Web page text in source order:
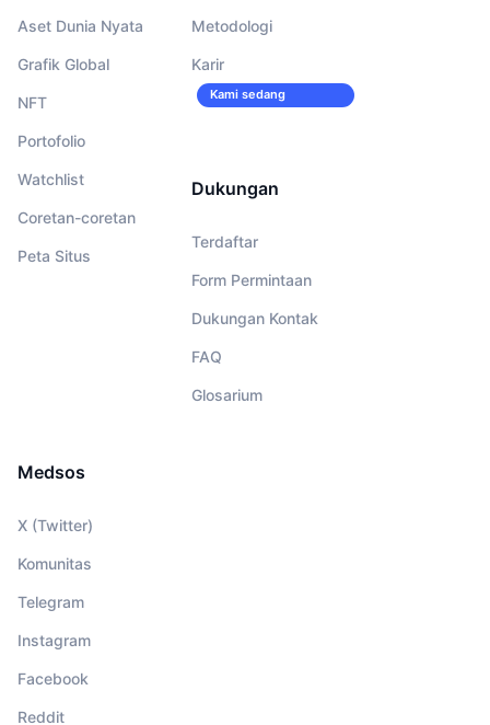
Aset Dunia Nyata
Grafik Global
NFT
Portofolio
Watchlist
Coretan-coretan
Peta Situs
Metodologi
Karir
Kami sedang
Dukungan
Terdaftar
Form Permintaan
Dukungan Kontak
FAQ
Glosarium
Medsos
X (Twitter)
Komunitas
Telegram
Instagram
Facebook
Reddit